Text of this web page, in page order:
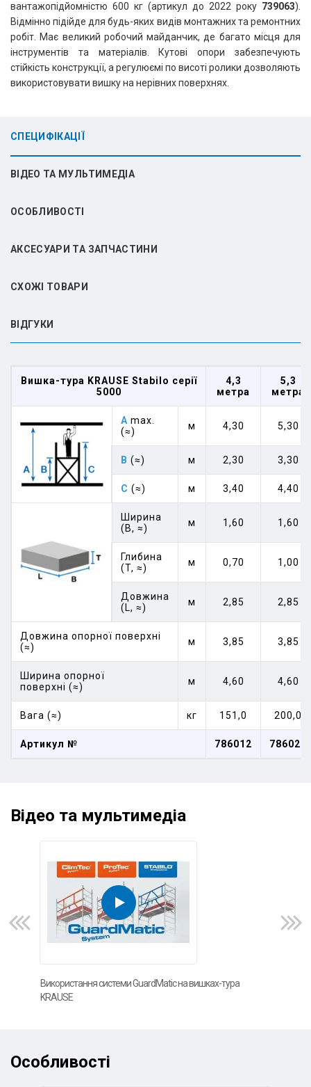
вантажопідйомністю 600 кг (артикул до 2022 року 739063).
Відмінно підійде для будь-яких видів монтажних та ремонтних
робіт. Має великий робочий майданчик, де багато місця для
інструментів та матеріалів. Кутові опори забезпечують
стійкість конструкції, а регулюємі по висоті ролики дозволяють
використовувати вишку на нерівних поверхнях.
СПЕЦИФІКАЦІЇ
ВІДЕО ТА МУЛЬТИМЕДІА
ОСОБЛИВОСТІ
АКСЕСУАРИ ТА ЗАПЧАСТИНИ
СХОЖІ ТОВАРИ
ВIДГУКИ
Артикул № 786012 786029
Вишка-тура KRAUSE Stabilo серії
5000
4,3
метра
5,3
метра
A max.
(≈)
м 4,30 5,30
B (≈) м 2,30 3,30
C (≈) м 3,40 4,40
Ширина
(B, ≈)
м 1,60 1,60
Глибина
(T, ≈)
м 0,70 1,00
Довжина
(L, ≈)
м 2,85 2,85
Довжина опорної поверхні
(≈)
м 3,85 3,85
Ширина опорної
поверхні (≈)
м 4,60 4,60
Вага (≈) кг 151,0 200,0
Відео та мультимедіа
Використання системи GuardMatic на вишках-тура
KRAUSE
Особливості